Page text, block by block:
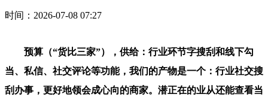
时间：2026-07-08 07:27
预算（“货比三家”），供给：行业环节字搜刮和线下勾
当、私信、社交评论等功能，我们的产物是一个：行业社交搜
刮办事，更好地领会成心向的商家。潜正在的业从还能查看当